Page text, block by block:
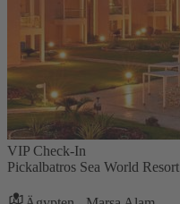
VIP Check-In
Pickalbatros Sea World Resort